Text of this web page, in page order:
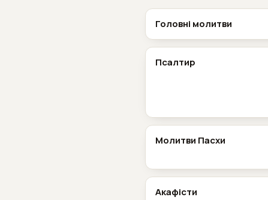
Головні молитви
Псалтир
Молитви Пасхи
Акафісти